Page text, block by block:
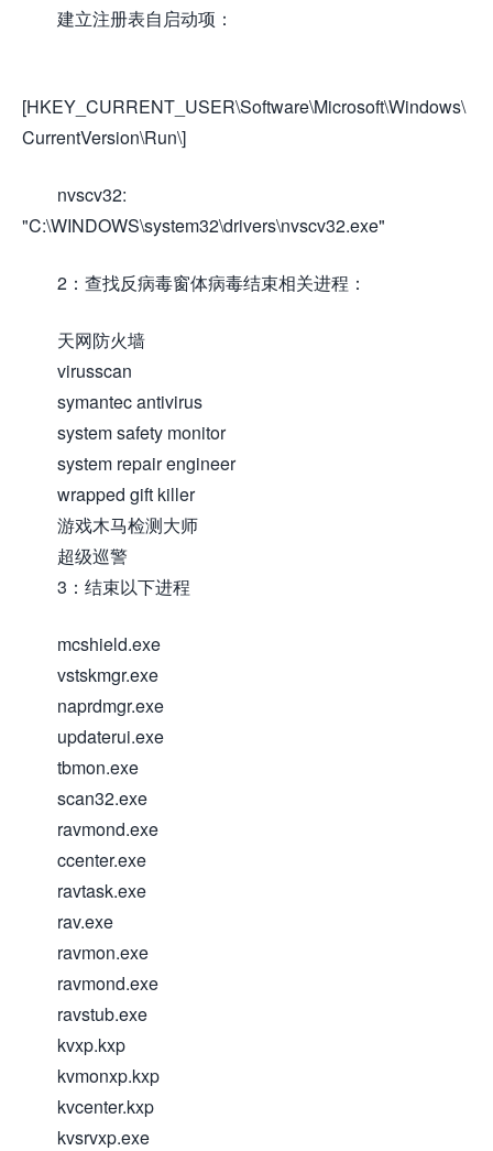
建立注册表自启动项：
[HKEY_CURRENT_USER\Software\Microsoft\Windows\
CurrentVersion\Run\]
nvscv32:
"C:\WINDOWS\system32\drivers\nvscv32.exe"
2：查找反病毒窗体病毒结束相关进程：
天网防火墙
virusscan
symantec antivirus
system safety monitor
system repair engineer
wrapped gift killer
游戏木马检测大师
超级巡警
3：结束以下进程
mcshield.exe
vstskmgr.exe
naprdmgr.exe
updaterui.exe
tbmon.exe
scan32.exe
ravmond.exe
ccenter.exe
ravtask.exe
rav.exe
ravmon.exe
ravmond.exe
ravstub.exe
kvxp.kxp
kvmonxp.kxp
kvcenter.kxp
kvsrvxp.exe